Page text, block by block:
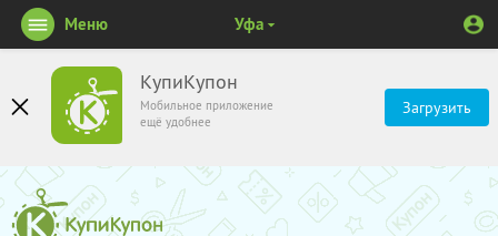
КупиКупон
Мобильное приложение
ещё удобнее
Загрузить
Меню Уфа